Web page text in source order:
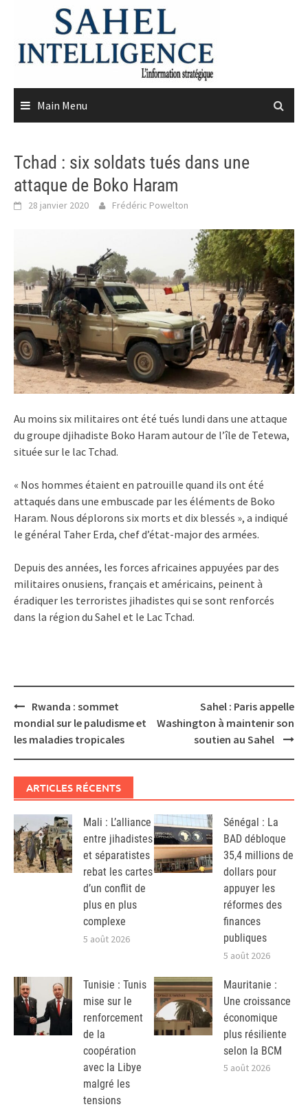
content
Main Menu
Tchad : six soldats tués dans une
attaque de Boko Haram
28 janvier 2020 Frédéric Powelton
Au moins six militaires ont été tués lundi dans une attaque
du groupe djihadiste Boko Haram autour de l’île de Tetewa,
située sur le lac Tchad.
« Nos hommes étaient en patrouille quand ils ont été
attaqués dans une embuscade par les éléments de Boko
Haram. Nous déplorons six morts et dix blessés », a indiqué
le général Taher Erda, chef d’état-major des armées.
Depuis des années, les forces africaines appuyées par des
militaires onusiens, français et américains, peinent à
éradiquer les terroristes jihadistes qui se sont renforcés
dans la région du Sahel et le Lac Tchad.
Post
navigation
Rwanda : sommet
mondial sur le paludisme et
les maladies tropicales
Sahel : Paris appelle
Washington à maintenir son
soutien au Sahel
ARTICLES RÉCENTS
Mali : L’alliance
entre jihadistes
et séparatistes
rebat les cartes
d’un conflit de
plus en plus
complexe
5 août 2026
Sénégal : La
BAD débloque
35,4 millions de
dollars pour
appuyer les
réformes des
finances
publiques
5 août 2026
Tunisie : Tunis
mise sur le
renforcement
de la
coopération
avec la Libye
malgré les
tensions
Mauritanie :
Une croissance
économique
plus résiliente
selon la BCM
5 août 2026